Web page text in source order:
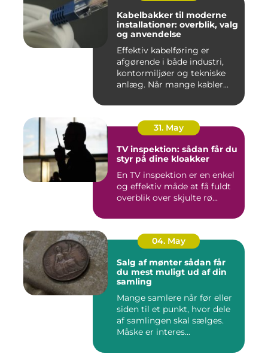
Kabelbakker til moderne
installationer: overblik, valg
og anvendelse
Effektiv kabelføring er
afgørende i både industri,
kontormiljøer og tekniske
anlæg. Når mange kabler...
31. May
TV inspektion: sådan får du
styr på dine kloakker
En TV inspektion er en enkel
og effektiv måde at få fuldt
overblik over skjulte rø...
04. May
Salg af mønter sådan får
du mest muligt ud af din
samling
Mange samlere når før eller
siden til et punkt, hvor dele
af samlingen skal sælges.
Måske er interes...